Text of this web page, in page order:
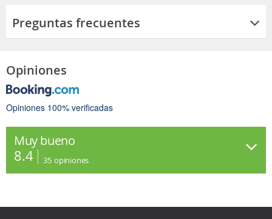
Preguntas frecuentes
Opiniones
Opiniones 100% verificadas
Muy bueno
8.4 35 opiniones